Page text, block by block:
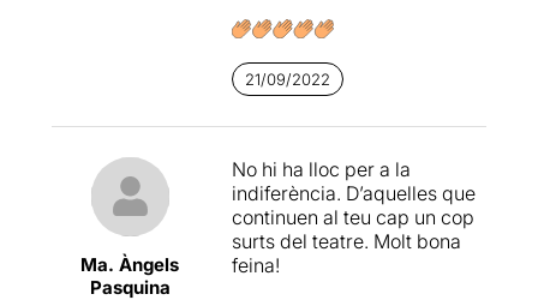
21/09/2022
Ma. Àngels
Pasquina
No hi ha lloc per a la
indiferència. D’aquelles que
continuen al teu cap un cop
surts del teatre. Molt bona
feina!